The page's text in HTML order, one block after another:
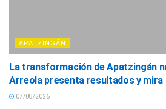
APATZINGÁN
La transformación de Apatzingán
Arreola presenta resultados y mira
07/08/2026